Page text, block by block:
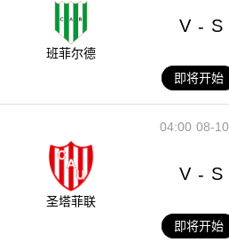
班菲尔德
V - S
即将开始
08-10
04:00
圣塔菲联
V - S
即将开始